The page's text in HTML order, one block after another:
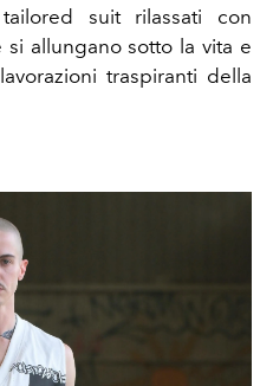
suit rilassati con
allungano sotto la vita e
traspiranti della